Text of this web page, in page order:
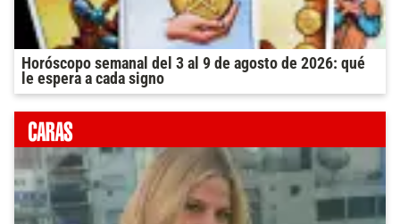
Horóscopo semanal del 3 al 9 de agosto de 2026: qué
le espera a cada signo